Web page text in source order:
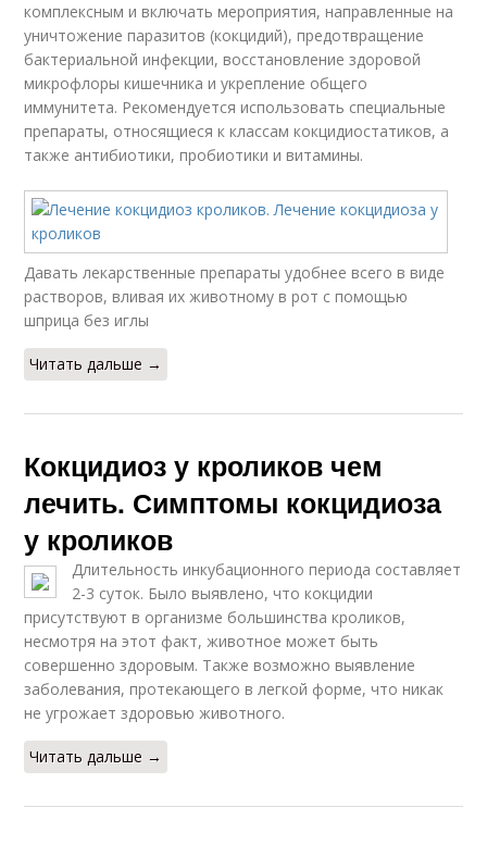
комплексным и включать мероприятия, направленные на
уничтожение паразитов (кокцидий), предотвращение
бактериальной инфекции, восстановление здоровой
микрофлоры кишечника и укрепление общего
иммунитета. Рекомендуется использовать специальные
препараты, относящиеся к классам кокцидиостатиков, а
также антибиотики, пробиотики и витамины.
Давать лекарственные препараты удобнее всего в виде
растворов, вливая их животному в рот с помощью
шприца без иглы
Читать дальше →
Кокцидиоз у кроликов чем
лечить. Симптомы кокцидиоза
у кроликов
Длительность инкубационного периода составляет
2-3 суток. Было выявлено, что кокцидии
присутствуют в организме большинства кроликов,
несмотря на этот факт, животное может быть
совершенно здоровым. Также возможно выявление
заболевания, протекающего в легкой форме, что никак
не угрожает здоровью животного.
Читать дальше →